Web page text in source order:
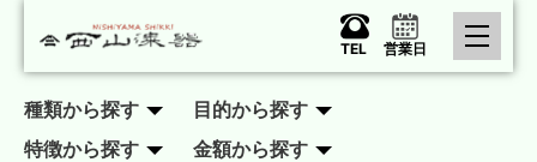
TEL 営業日
種類から探す
目的から探す
特徴から探す
金額から探す